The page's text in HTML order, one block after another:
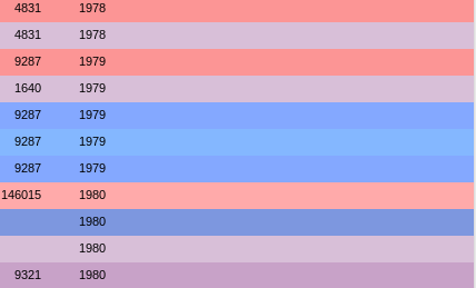
4831 1978
4831 1978
9287 1979
1640 1979
9287 1979
9287 1979
9287 1979
146015 1980
1980
1980
9321 1980